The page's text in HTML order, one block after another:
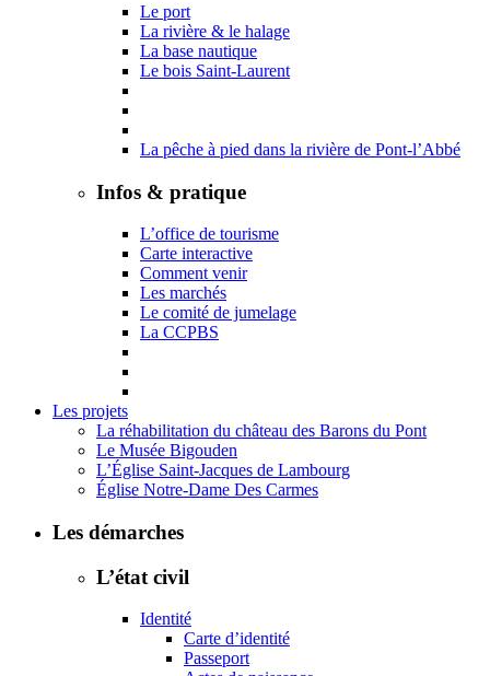
Le port
La rivière & le halage
La base nautique
Le bois Saint-Laurent
La pêche à pied dans la rivière de Pont-l’Abbé
Infos & pratique
L’office de tourisme
Carte interactive
Comment venir
Les marchés
Le comité de jumelage
La CCPBS
Les projets
La réhabilitation du château des Barons du Pont
Le Musée Bigouden
L’Église Saint-Jacques de Lambourg
Église Notre-Dame Des Carmes
Les démarches
L’état civil
Identité
Carte d’identité
Passeport